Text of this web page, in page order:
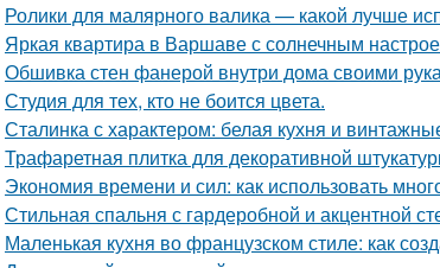
Ролики для малярного валика — какой лучше
Яркая квартира в Варшаве с солнечным
Обшивка стен фанерой внутри дома своими
Студия для тех, кто не боится цвета.
Сталинка с характером: белая кухня и
Трафаретная плитка для декоративной
Экономия времени и сил: как использовать
Стильная спальня с гардеробной и акцентной
Маленькая кухня во французском стиле: как